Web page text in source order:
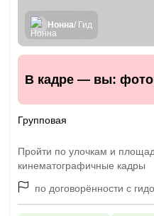
Нонна/ Гид
В кадре — вы:
Групповая
Пройти по улочкам и
кинематографичные кадры
по договорённости с